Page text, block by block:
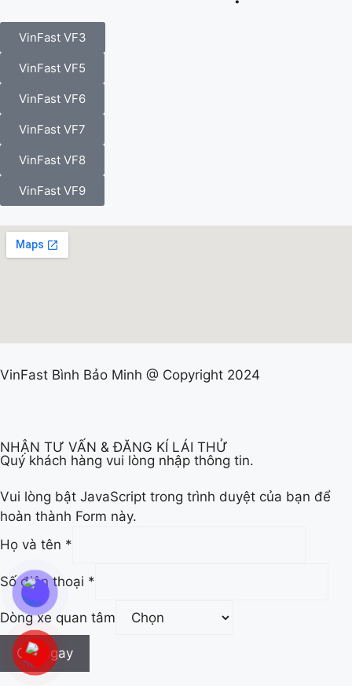
VinFast VF3
VinFast VF5
VinFast VF6
VinFast VF7
VinFast VF8
VinFast VF9
VinFast Bình Bảo Minh @ Copyright 2024
NHẬN TƯ VẤN & ĐĂNG KÍ LÁI THỬ
Quý khách hàng vui lòng nhập thông tin.
Vui lòng bật JavaScript trong trình duyệt của bạn để
hoàn thành Form này.
Số
Họ
thoại
Họ và tên *
Số điện thoại *
Dòng xe quan tâm
Gửi ngay